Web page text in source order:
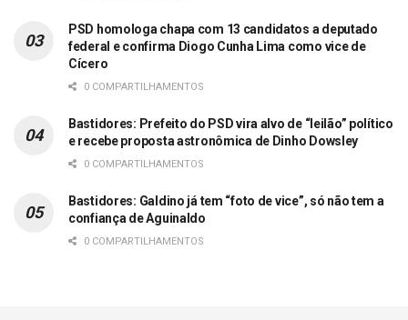
PSD homologa chapa com 13 candidatos a deputado
federal e confirma Diogo Cunha Lima como vice de
Cícero
0 COMPARTILHAMENTOS
Bastidores: Prefeito do PSD vira alvo de “leilão” político
e recebe proposta astronômica de Dinho Dowsley
0 COMPARTILHAMENTOS
Bastidores: Galdino já tem “foto de vice”, só não tem a
confiança de Aguinaldo
0 COMPARTILHAMENTOS